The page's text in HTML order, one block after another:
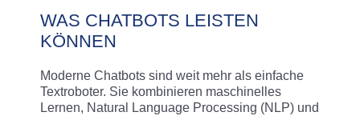
WAS CHATBOTS LEISTEN
KÖNNEN
Moderne Chatbots sind weit mehr als einfache
Textroboter. Sie kombinieren maschinelles
Lernen, Natural Language Processing (NLP) und